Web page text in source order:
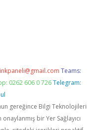
Teams:
0262 606 0 726 Telegram:
gereğince Bilgi Teknolojileri
bir Yer Sağlayıcı